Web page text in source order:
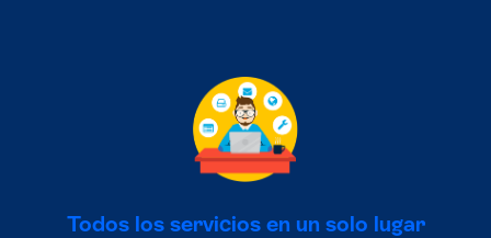
Todos los servicios en un solo lugar